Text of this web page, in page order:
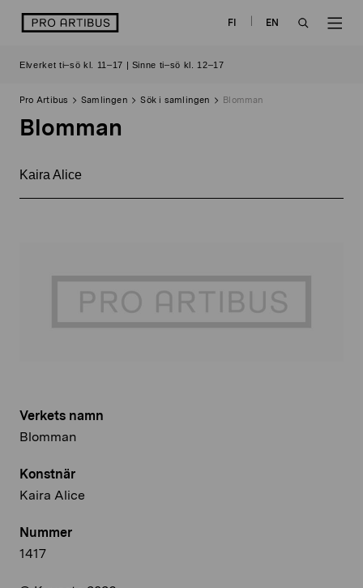
logo FI
EN
Elverket ti–sö kl. 11–17 | Sinne ti–sö kl. 12–17
Pro Artibus Samlingen Sök i samlingen Blomman
Blomman
Kaira Alice
Verkets namn
Blomman
Konstnär
Kaira Alice
Nummer
1417